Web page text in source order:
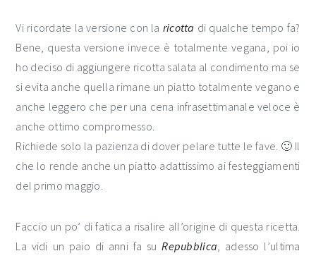
Vi ricordate la versione con la ricotta di qualche tempo fa?
Bene, questa versione invece è totalmente vegana, poi io
ho deciso di aggiungere ricotta salata al condimento ma se
si evita anche quella rimane un piatto totalmente vegano e
anche leggero che per una cena infrasettimanale veloce è
anche ottimo compromesso.
Richiede solo la pazienza di dover pelare tutte le fave. 🙂 Il
che lo rende anche un piatto adattissimo ai festeggiamenti
del primo maggio.
Faccio un po’ di fatica a risalire all’origine di questa ricetta.
La vidi un paio di anni fa suRepubblica, adesso l’ultima